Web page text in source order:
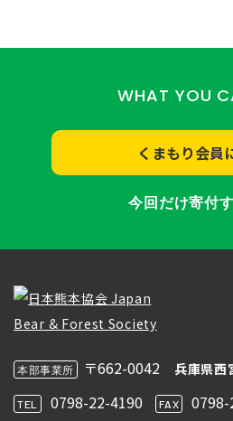
WHAT YOU
くまもり会員
今回だけ寄付
本部事業所 〒662-0042 兵庫県
TEL 0798-22-4190 FAX